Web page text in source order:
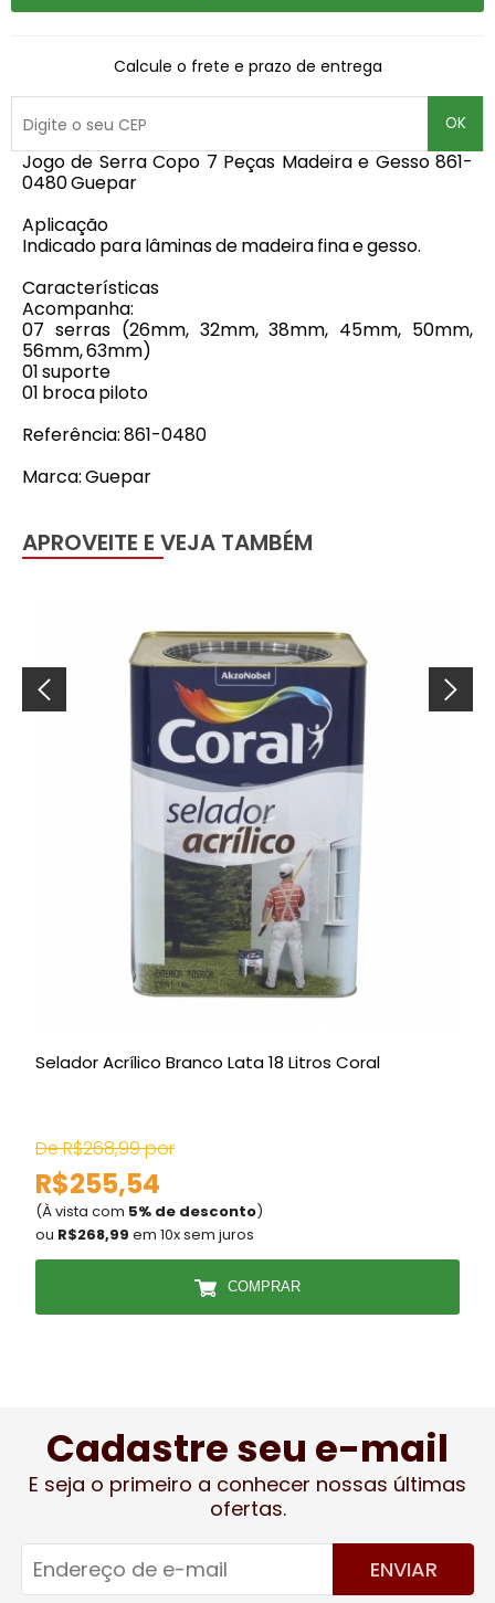
Calcule o frete e prazo de entrega
OK
Jogo de Serra Copo 7 Peças Madeira e Gesso 861-
0480 Guepar
Aplicação
Indicado para lâminas de madeira fina e gesso.
Características
Acompanha:
07 serras (26mm, 32mm, 38mm, 45mm, 50mm,
56mm, 63mm)
01 suporte
01 broca piloto
Referência: 861-0480
Marca: Guepar
APROVEITE E VEJA TAMBÉM
Selador Acrílico Branco Lata 18 Litros Coral
De R$268,99 por
R$255,54
(À vista com 5% de desconto)
ou R$268,99 em 10x sem juros
COMPRAR
Cadastre seu e-mail
E seja o primeiro a conhecer nossas últimas
ofertas.
ENVIAR